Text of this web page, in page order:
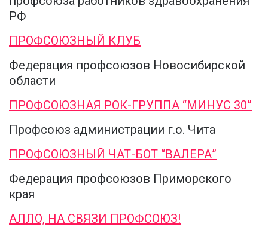
РФ
ПРОФСОЮЗНЫЙ КЛУБ
Федерация профсоюзов Новосибирской
области
ПРОФСОЮЗНАЯ РОК-ГРУППА “МИНУС 30”
Профсоюз администрации г.о. Чита
ПРОФСОЮЗНЫЙ ЧАТ-БОТ “ВАЛЕРА”
Федерация профсоюзов Приморского
края
АЛЛО, НА СВЯЗИ ПРОФСОЮЗ!